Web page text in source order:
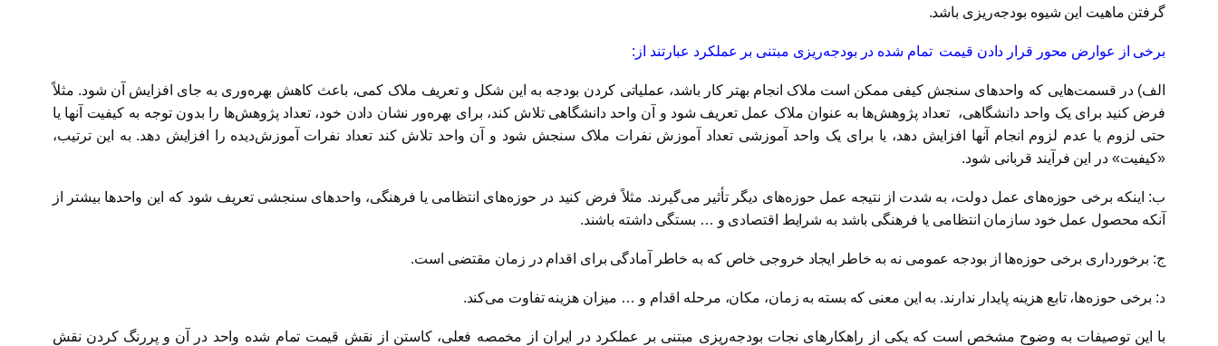
گرفتن ماهیت این شیوه بودجه‌ریزی باشد.
برخی از عوارض محور قرار دادن قیمت تمام شده در بودجه‌ریزی مبتنی بر عملکرد عبارتند از:
الف) در قسمت‌هایی که واحدهای سنجش کیفی ممکن است ملاک انجام بهتر کار باشد، عملیاتی کردن بودجه به این شکل و تعریف ملاک کمی، باعث کاهش بهره‌وری به جای افزایش آن شود. مثلاً
فرض کنید برای یک واحد دانشگاهی، تعداد پژوهش‌ها به عنوان ملاک عمل تعریف شود و آن واحد دانشگاهی تلاش کند، برای بهره‌ور نشان دادن خود، تعداد پژوهش‌ها را بدون توجه به کیفیت آنها یا
حتی لزوم یا عدم لزوم انجام آنها افزایش دهد، یا برای یک واحد آموزشی تعداد آموزش نفرات ملاک سنجش شود و آن واحد تلاش کند تعداد نفرات آموزش‌دیده را افزایش دهد. به این ترتیب،
«کیفیت» در این فرآیند قربانی شود.
ب: اینکه برخی حوزه‌های عمل دولت، به شدت از نتیجه عمل حوزه‌های دیگر تأثیر می‌گیرند. مثلاً فرض کنید در حوزه‌های انتظامی یا فرهنگی، واحدهای سنجشی تعریف شود که این واحدها بیشتر از
آنکه محصول عمل خود سازمان انتظامی یا فرهنگی باشد به شرایط اقتصادی و … بستگی داشته باشند.
ج: برخورداری برخی حوزه‌ها از بودجه عمومی نه به خاطر ایجاد خروجی خاص که به خاطر آمادگی برای اقدام در زمان مقتضی است.
د: برخی حوزه‌ها، تابع هزینه پایدار ندارند. به این معنی که بسته به زمان، مکان، مرحله اقدام و … میزان هزینه تفاوت می‌کند.
با این توصیفات به وضوح مشخص است که یکی از راهکارهای نجات بودجه‌ریزی مبتنی بر عملکرد در ایران از مخمصه فعلی، کاستن از نقش قیمت تمام شده واحد در آن و پررنگ کردن نقش